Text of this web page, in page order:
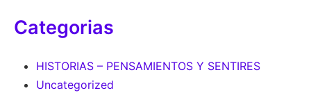
Categorias
HISTORIAS – PENSAMIENTOS Y SENTIRES
Uncategorized